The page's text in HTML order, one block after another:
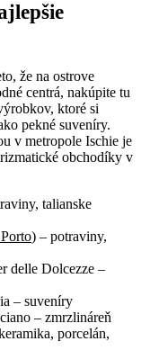
že na ostrove
centrá, nakúpite tu
ktoré si
pekné suveníry.
v metropole Ischie je
obchodíky v
talianske
) – potraviny,
delle Dolcezze –
– suveníry
– zmrzlináreň
porcelán,